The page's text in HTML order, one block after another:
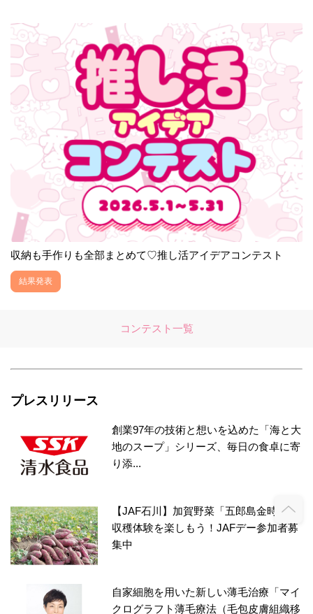
収納も手作りも全部まとめて♡推し活アイデアコンテスト
結果発表
コンテスト一覧
プレスリリース
創業97年の技術と想いを込めた「海と大
地のスープ」シリーズ、毎日の食卓に寄
り添...
【JAF石川】加賀野菜「五郎島金時」の
収穫体験を楽しもう！JAFデー参加者募
集中
自家細胞を用いた新しい薄毛治療「マイ
クログラフト薄毛療法（毛包皮膚組織移